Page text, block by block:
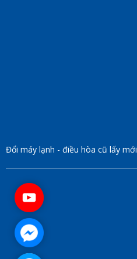
Đổi máy lạnh - điều hòa cũ lấy mới